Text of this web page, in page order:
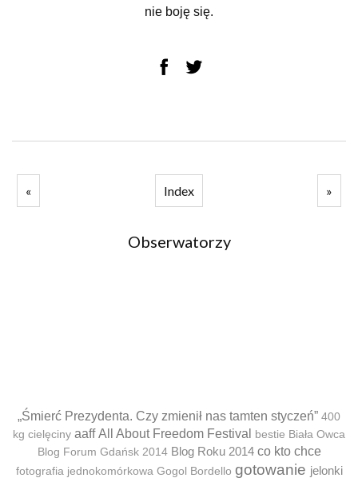
nie boję się.
« Index »
Obserwatorzy
„Śmierć Prezydenta. Czy zmienił nas tamten styczeń” 400
kg cielęciny aaff All About Freedom Festival bestie Biała Owca
Blog Forum Gdańsk 2014 Blog Roku 2014 co kto chce
fotografia jednokomórkowa Gogol Bordello gotowanie jelonki